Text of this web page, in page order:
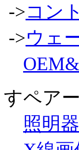
->コン
->ウェ
すペア
照明